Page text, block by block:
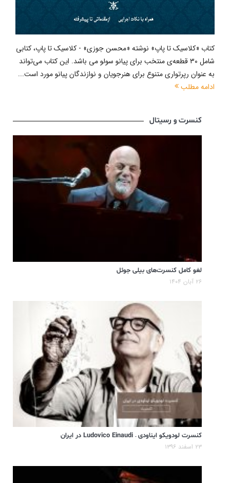
کتاب «کلاسیک تا پاپ» نوشته «محسن جوزی» - کلاسیک تا پاپ، کتابی
شامل ۳۰ قطعه‌ی منتخب برای پیانو سولو می باشد. این کتاب می‌تواند
به عنوان رپرتواری متنوع برای هنرجویان و نوازندگان پیانو مورد است...
ادامه مطلب
کنسرت و رسیتال
لغو کامل کنسرت‌های بیلی جوئل
۲۶ آبان ۱۴۰۴
کنسرت لودویکو ایناودی – Ludovico Einaudi در ایران
۲۳ اسفند ۱۳۹۶